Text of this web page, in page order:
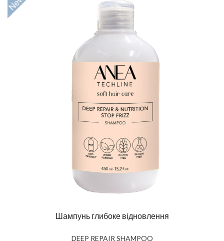
Шампунь глибоке відновлення
DEEP REPAIR SHAMPOO